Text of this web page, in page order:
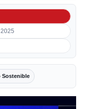
Sostenible